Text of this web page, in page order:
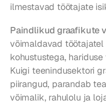
ilmestavad töötajate
Paindlikud graafikute
võimaldavad
kohustustega,
Kuigi teenindusektori
piirangud, parandab
võimalik, rahulolu ja